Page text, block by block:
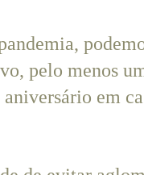
pelo menos
em